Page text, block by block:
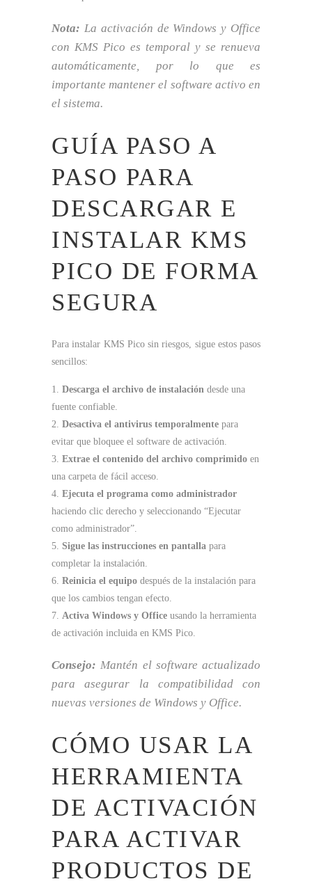
Nota: La activación de Windows y Office
con KMS Pico es temporal y se renueva
automáticamente, por lo que es
importante mantener el software activo en
el sistema.
GUÍA PASO A
PASO PARA
DESCARGAR E
INSTALAR KMS
PICO DE FORMA
SEGURA
Para instalar KMS Pico sin riesgos, sigue estos pasos
sencillos:
Descarga el archivo de instalación desde una
fuente confiable.
Desactiva el antivirus temporalmente para
evitar que bloquee el software de activación.
Extrae el contenido del archivo comprimido en
una carpeta de fácil acceso.
Ejecuta el programa como administrador
haciendo clic derecho y seleccionando “Ejecutar
como administrador”.
Sigue las instrucciones en pantalla para
completar la instalación.
Reinicia el equipo después de la instalación para
que los cambios tengan efecto.
Activa Windows y Office usando la herramienta
de activación incluida en KMS Pico.
Consejo: Mantén el software actualizado
para asegurar la compatibilidad con
nuevas versiones de Windows y Office.
CÓMO USAR LA
HERRAMIENTA
DE ACTIVACIÓN
PARA ACTIVAR
PRODUCTOS DE